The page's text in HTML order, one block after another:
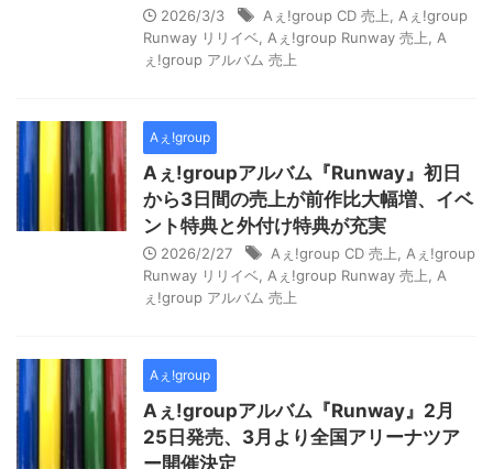
2026/3/3 Aぇ!group CD 売上
Aぇ!group
Runway リリイベ Aぇ!group Runway 売上
A
ぇ!group アルバム 売上
Aぇ!group
Aぇ!groupアルバム『Runway』初日
から3日間の売上が前作比大幅増、イベ
ント特典と外付け特典が充実
2026/2/27 Aぇ!group CD 売上
Aぇ!group
Runway リリイベ Aぇ!group Runway 売上
A
ぇ!group アルバム 売上
Aぇ!group
Aぇ!groupアルバム『Runway』2月
25日発売、3月より全国アリーナツア
ー開催決定